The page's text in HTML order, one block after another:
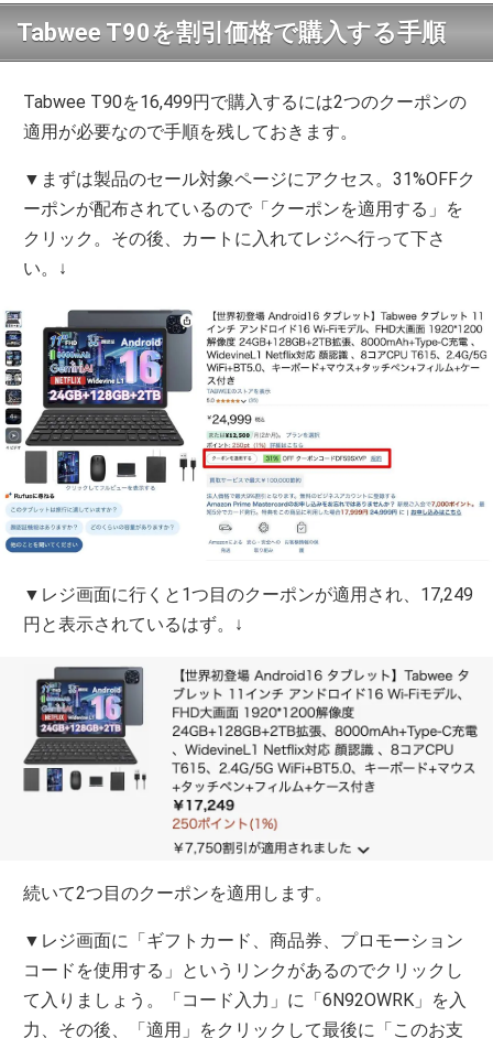
Tabwee T90を割引価格で購入する手順
Tabwee T90を16,499円で購入するには2つのクーポンの
適用が必要なので手順を残しておきます。
▼まずは製品のセール対象ページにアクセス。31%OFFク
ーポンが配布されているので「クーポンを適用する」を
クリック。その後、カートに入れてレジへ行って下さ
い。↓
▼レジ画面に行くと1つ目のクーポンが適用され、17,249
円と表示されているはず。↓
続いて2つ目のクーポンを適用します。
▼レジ画面に「ギフトカード、商品券、プロモーション
コードを使用する」というリンクがあるのでクリックし
て入りましょう。「コード入力」に「6N92OWRK」を入
力、その後、「適用」をクリックして最後に「このお支